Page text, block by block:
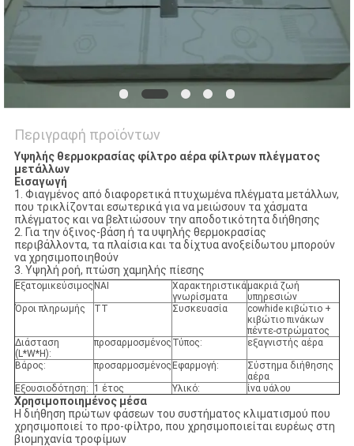
Περιγραφή προϊόντων
Υψηλής θερμοκρασίας φίλτρο αέρα φίλτρων πλέγματος
μετάλλων
Εισαγωγή
1. Φιαγμένος από διαφορετικά πτυχωμένα πλέγματα μετάλλων,
που τρικλίζονται εσωτερικά για να μειώσουν τα χάσματα
πλέγματος και να βελτιώσουν την αποδοτικότητα διήθησης
2. Για την όξινος-βάση ή τα υψηλής θερμοκρασίας
περιβάλλοντα, τα πλαίσια και τα δίχτυα ανοξείδωτου μπορούν
να χρησιμοποιηθούν
3. Υψηλή ροή, πτώση χαμηλής πίεσης
Εξατομικεύσιμος ΝΑΙ
Χαρακτηριστικά
γνωρίσματα
μακριά ζωή
υπηρεσιών
Όροι πληρωμής
TT Συσκευασία
cowhide κιβώτιο +
κιβώτιο πινάκων
πέντε-στρώματος
Διάσταση
(L*W*H):
προσαρμοσμένος Τύπος: εξαγνιστής αέρα
Βάρος: προσαρμοσμένος Εφαρμογή:
Σύστημα διήθησης
αέρα
Εξουσιοδότηση:
1 έτος Υλικό: ίνα υάλου
Χρησιμοποιημένος μέσα
Η διήθηση πρώτων φάσεων του συστήματος κλιματισμού που
χρησιμοποιεί το προ-φίλτρο, που χρησιμοποιείται ευρέως στη
βιομηχανία τροφίμων